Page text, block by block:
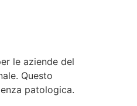
le aziende del
Questo
patologica.